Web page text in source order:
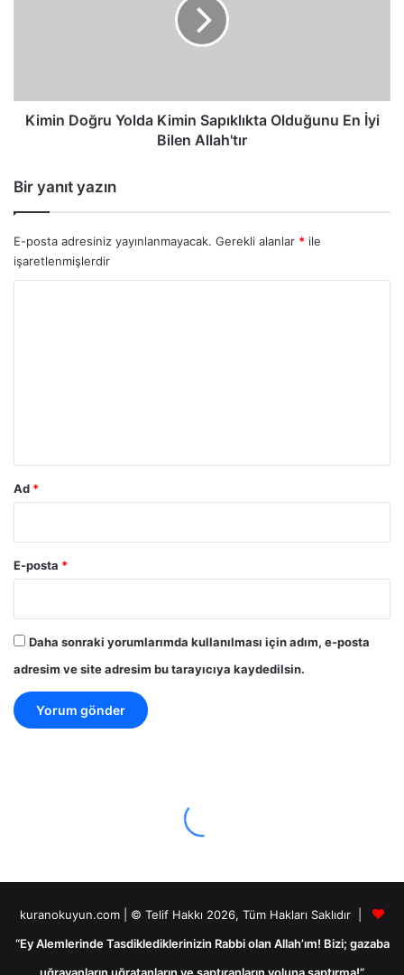
Bilen
Allah'tır
Kimin Doğru Yolda Kimin Sapıklıkta Olduğunu En İyi
Bilen Allah'tır
Bir yanıt yazın
E-posta adresiniz yayınlanmayacak. Gerekli alanlar * ile
işaretlenmişlerdir
Ad *
E-posta *
Daha sonraki yorumlarımda kullanılması için adım, e-posta
adresim ve site adresim bu tarayıcıya kaydedilsin.
kuranokuyun.com | © Telif Hakkı 2026, Tüm Hakları Saklıdır |
“Ey Alemlerinde Tasdiklediklerinizin Rabbi olan Allah’ım! Bizi; gazaba